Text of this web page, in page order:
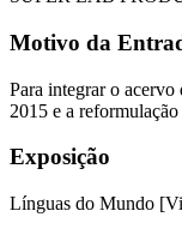
Motivo da
Para integrar o
2015 e a
Exposição
Línguas do Mundo